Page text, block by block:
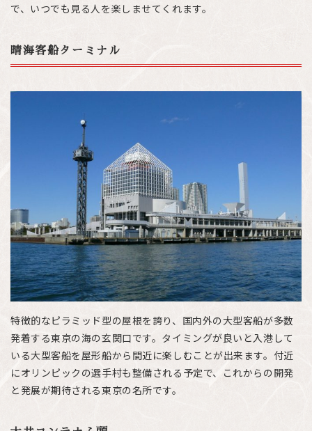
で、いつでも見る人を楽しませてくれます。
晴海客船ターミナル
特徴的なピラミッド型の屋根を誇り、国内外の大型客船が多数
発着する東京の海の玄関口です。タイミングが良いと入港して
いる大型客船を屋形船から間近に楽しむことが出来ます。付近
にオリンピックの選手村も整備される予定で、これからの開発
と発展が期待される東京の名所です。